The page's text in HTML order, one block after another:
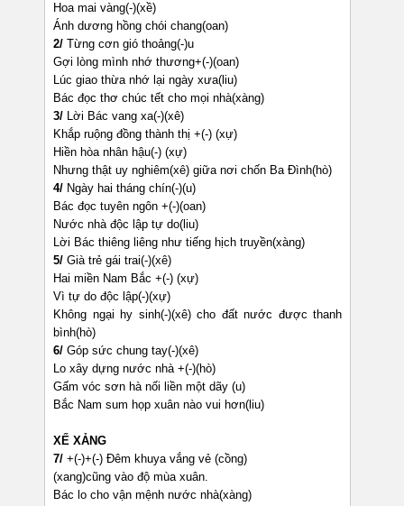
Hoa mai vàng(-)(xề)
Ánh dương hồng chói chang(oan)
2/ Từng cơn gió thoảng(-)u
Gợi lòng mình nhớ thương+(-)(oan)
Lúc giao thừa nhớ lại ngày xưa(liu)
Bác đọc thơ chúc tết cho mọi nhà(xàng)
3/ Lời Bác vang xa(-)(xê)
Khắp ruộng đồng thành thị +(-) (xự)
Hiền hòa nhân hậu(-) (xự)
Nhưng thật uy nghiêm(xê) giữa nơi chốn Ba Đình(hò)
4/ Ngày hai tháng chín(-)(u)
Bác đọc tuyên ngôn +(-)(oan)
Nước nhà độc lập tự do(liu)
Lời Bác thiêng liêng như tiếng hịch truyền(xàng)
5/ Già trẻ gái trai(-)(xê)
Hai miền Nam Bắc +(-) (xự)
Vì tự do độc lập(-)(xự)
Không ngại hy sinh(-)(xê) cho đất nước được thanh
bình(hò)
6/ Góp sức chung tay(-)(xê)
Lo xây dựng nước nhà +(-)(hò)
Gấm vóc sơn hà nối liền một dãy (u)
Bắc Nam sum họp xuân nào vui hơn(liu)
XẾ XẢNG
7/ +(-)+(-) Đêm khuya vắng vẻ (cồng)
(xang)cũng vào độ mùa xuân.
Bác lo cho vận mệnh nước nhà(xàng)